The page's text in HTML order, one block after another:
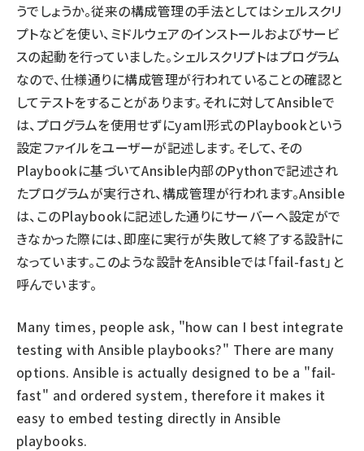
うでしょうか。従来の構成管理の手法としてはシェルスクリ
プトなどを使い、ミドルウェアのインストールおよびサービ
スの起動を行っていました。シェルスクリプトはプログラム
なので、仕様通りに構成管理が行われていることの確認と
してテストをすることがあります。それに対してAnsibleで
は、プログラムを使用せずにyaml形式のPlaybookという
設定ファイルをユーザーが記述します。そして、その
Playbookに基づいてAnsible内部のPythonで記述され
たプログラムが実行され、構成管理が行われます。Ansible
は、このPlaybookに記述した通りにサーバーへ設定がで
きなかった際には、即座に実行が失敗して終了する設計に
なっています。このような設計をAnsibleでは「fail-fast」と
呼んでいます。
Many times, people ask, "how can I best integrate
testing with Ansible playbooks?" There are many
options. Ansible is actually designed to be a "fail-
fast" and ordered system, therefore it makes it
easy to embed testing directly in Ansible
playbooks.